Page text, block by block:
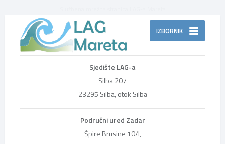
IZBORNIK
Sjedište LAG-a
Silba 207
23295 Silba, otok Silba
Područni ured Zadar
Špire Brusine 10/I,